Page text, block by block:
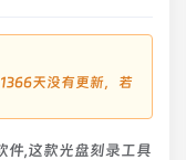
天没有更新，若
,这款光盘刻录工具